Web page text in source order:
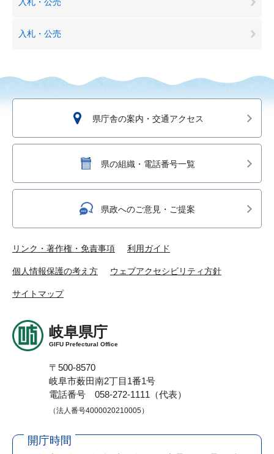
入札・公売
県庁舎の案内・交通アクセス
県の組織・電話番号一覧
県政へのご意見・ご提案
リンク・著作権・免責事項 利用ガイド
個人情報保護の考え方 ウェブアクセシビリティ方針
サイトマップ
岐阜県庁
GIFU Prefectural Office
〒500-8570
岐阜市薮田南2丁目1番1号
電話番号 058-272-1111（代表）
（法人番号4000020210005）
開庁時間